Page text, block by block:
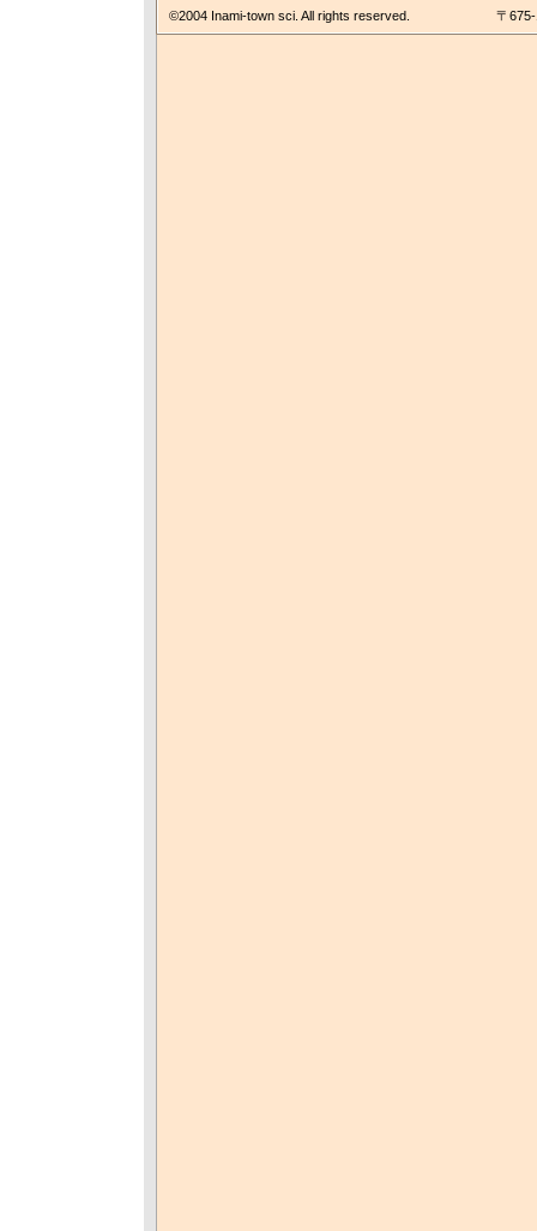
〒
©2004 Inami-town sci. All rights reserved.